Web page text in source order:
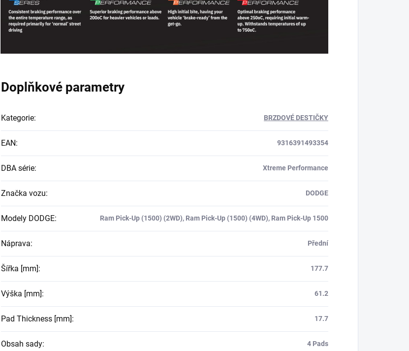
Doplňkové parametry
Kategorie: BRZDOVÉ DESTIČKY
EAN: 9316391493354
DBA série: Xtreme Performance
Značka vozu: DODGE
Modely DODGE: Ram Pick-Up (1500) (2WD), Ram Pick-Up (1500) (4WD), Ram Pick-Up 1500
Náprava: Přední
Šířka [mm]: 177.7
Výška [mm]: 61.2
Pad Thickness [mm]: 17.7
Obsah sady: 4 Pads